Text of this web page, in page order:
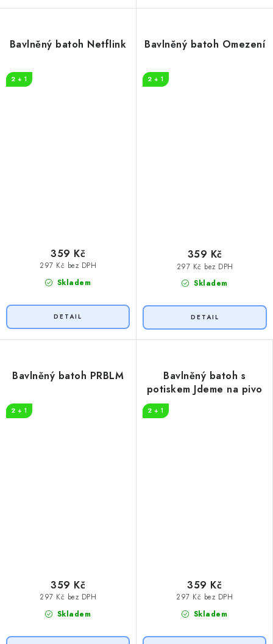
Bavlněný batoh Netflink
2 + 1
Skladem
297 Kč bez DPH
359 Kč
Bavlněný batoh Omezení
2 + 1
Skladem
297 Kč bez DPH
359 Kč
Bavlněný batoh PRBLM
2 + 1
Skladem
297 Kč bez DPH
359 Kč
Bavlněný batoh s
potiskem Jdeme na pivo
2 + 1
Skladem
297 Kč bez DPH
359 Kč